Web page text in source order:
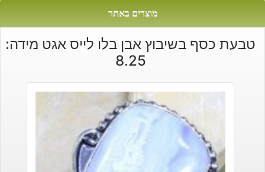
מוצרים באתר
טבעת כסף בשיבוץ אבן בלו לייס אגט מידה:
8.25